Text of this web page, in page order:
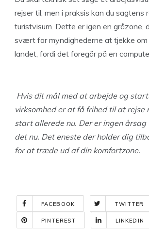
rejser til, men i praksis kan du sagtens
turistvisum. Dette er igen en gråzone,
svært for myndighederne at tjekke om
landet, fordi det foregår på en
Hvis dit mål med at arbejde og
virksomhed er at få frihed til at rejse
start allerede nu. Der er ingen årsag
det nu. Det eneste der holder dig
for at træde ud af din komfortzone.
FACEBOOK TWITTER
PINTEREST LINKEDIN